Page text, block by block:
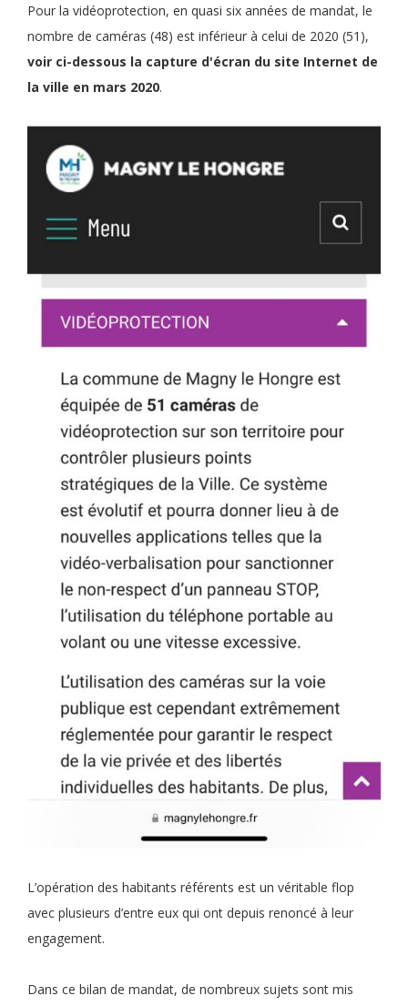
Pour la vidéoprotection, en quasi six années de mandat, le
nombre de caméras (48) est inférieur à celui de 2020 (51),
voir ci-dessous la capture d'écran du site Internet de
la ville en mars 2020.
L’opération des habitants référents est un véritable flop
avec plusieurs d’entre eux qui ont depuis renoncé à leur
engagement.
Dans ce bilan de mandat, de nombreux sujets sont mis